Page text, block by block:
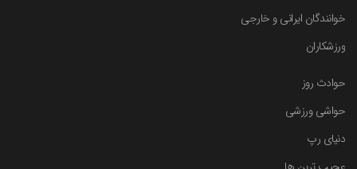
خوانندگان ایرانی و خارجی
ورزشکاران
حوادث روز
حواشی ورزشی
دنیای رپ